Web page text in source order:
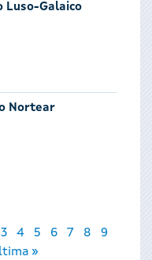
Luso-Galaico
Nortear
3 4 5 6 7 8
9
»